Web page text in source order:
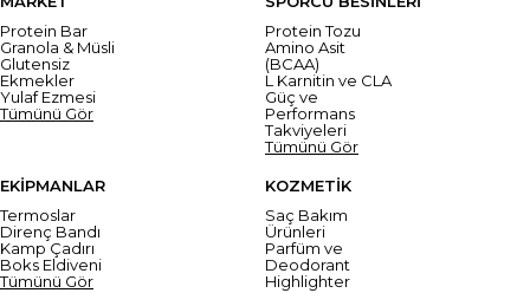
Protein Bar
Granola & Müsli
Glutensiz
Ekmekler
Yulaf Ezmesi
Tümünü Gör
Protein Tozu
Amino Asit
(BCAA)
L Karnitin ve CLA
Güç ve
Performans
Takviyeleri
Tümünü Gör
EKİPMANLAR
Termoslar
Direnç Bandı
Kamp Çadırı
Boks Eldiveni
Tümünü Gör
KOZMETİK
Saç Bakım
Ürünleri
Parfüm ve
Deodorant
Highlighter